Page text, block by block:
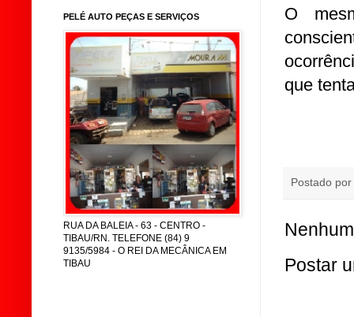
O
que
Postado por
Postar
PELÉ AUTO PEÇAS E SERVIÇOS
RUA DA BALEIA - 63 - CENTRO -
TIBAU/RN. TELEFONE (84) 9
9135/5984 - O REI DA MECÂNICA EM
TIBAU